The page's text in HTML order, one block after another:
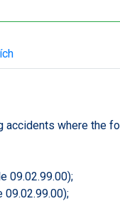
accidents where the
09.02.99.00);
09.02.99.00);